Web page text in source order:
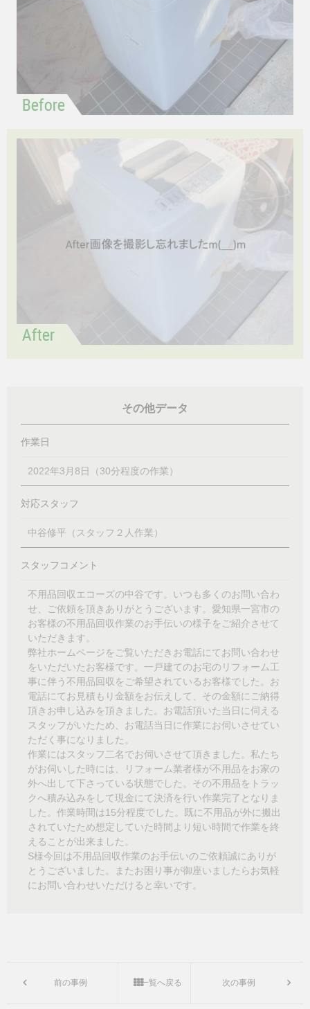
その他データ
作業日
2022年3月8日（30分程度の作業）
対応スタッフ
中谷修平（スタッフ２人作業）
スタッフコメント
不用品回収エコーズの中谷です。いつも多くのお問い合わ
せ、ご依頼を頂きありがとうございます。愛知県一宮市の
お客様の不用品回収作業のお手伝いの様子をご紹介させて
いただきます。
弊社ホームページをご覧いただきお電話にてお問い合わせ
をいただいたお客様です。一戸建てのお宅のリフォーム工
事に伴う不用品回収をご希望されているお客様でした。お
電話にてお見積もり金額をお伝えして、その金額にご納得
頂きお申し込みを頂きました。お電話頂いた当日に伺える
スタッフがいたため、お電話当日に作業にお伺いさせてい
ただく事になりました。
作業にはスタッフ二名でお伺いさせて頂きました。私たち
がお伺いした時には、リフォーム業者様が不用品をお家の
外へ出して下さっている状態でした。その不用品をトラッ
クへ積み込みをして現金にて決済を行い作業完了となりま
した。作業時間は15分程度でした。既に不用品が外に搬出
されていたため想定していた時間より短い時間で作業を終
えることが出来ました。
S様今回は不用品回収作業のお手伝いのご依頼誠にありが
とうございました。またお困り事が御座いましたらお気軽
にお問い合わせいただけると幸いです。
前の事例 一覧へ戻る 次の事例